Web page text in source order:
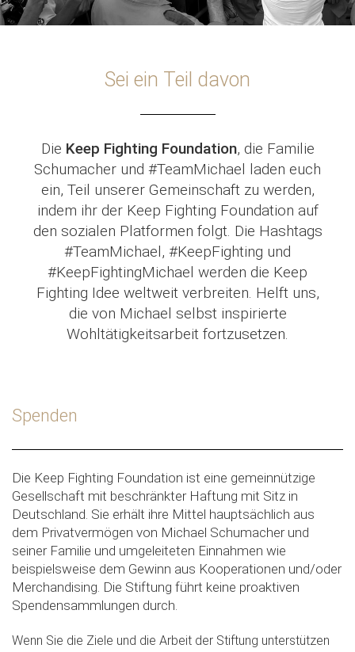
Sei ein Teil davon
Die Keep Fighting Foundation, die Familie
Schumacher und #TeamMichael laden euch
ein, Teil unserer Gemeinschaft zu werden,
indem ihr der Keep Fighting Foundation auf
den sozialen Platformen folgt. Die Hashtags
#TeamMichael, #KeepFighting und
#KeepFightingMichael werden die Keep
Fighting Idee weltweit verbreiten. Helft uns,
die von Michael selbst inspirierte
Wohltätigkeitsarbeit fortzusetzen.
Spenden
Die Keep Fighting Foundation ist eine gemeinnützige
Gesellschaft mit beschränkter Haftung mit Sitz in
Deutschland. Sie erhält ihre Mittel hauptsächlich aus
dem Privatvermögen von Michael Schumacher und
seiner Familie und umgeleiteten Einnahmen wie
beispielsweise dem Gewinn aus Kooperationen und/oder
Merchandising. Die Stiftung führt keine proaktiven
Spendensammlungen durch.
Wenn Sie die Ziele und die Arbeit der Stiftung unterstützen